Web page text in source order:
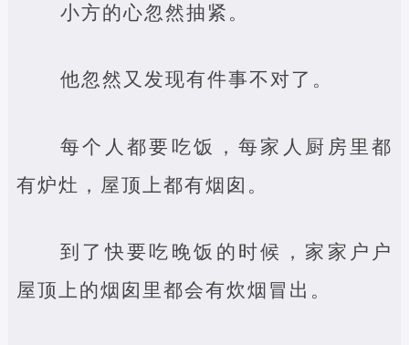
小方的心忽然抽紧。
他忽然又发现有件事不对了。
每个人都要吃饭，每家人厨房里都
有炉灶，屋顶上都有烟囱。
到了快要吃晚饭的时候，家家户户
屋顶上的烟囱里都会有炊烟冒出。